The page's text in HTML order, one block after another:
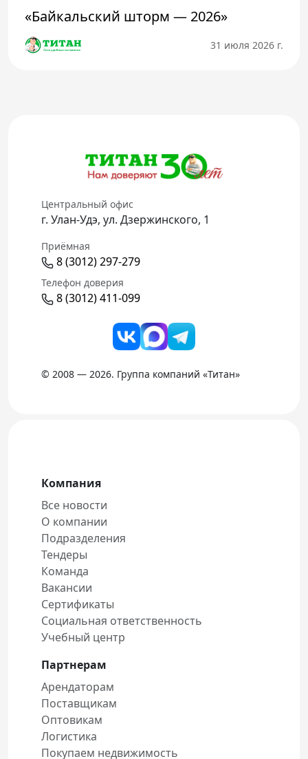
«Байкальский шторм — 2026»
31 июля 2026 г.
Центральный офис
г. Улан-Удэ, ул. Дзержинского, 1
Приёмная
8 (3012) 297-279
Телефон доверия
8 (3012) 411-099
© 2008 — 2026. Группа компаний «Титан»
Компания
Все новости
О компании
Подразделения
Тендеры
Команда
Вакансии
Сертификаты
Социальная ответственность
Учебный центр
Партнерам
Арендаторам
Поставщикам
Оптовикам
Логистика
Покупаем недвижимость